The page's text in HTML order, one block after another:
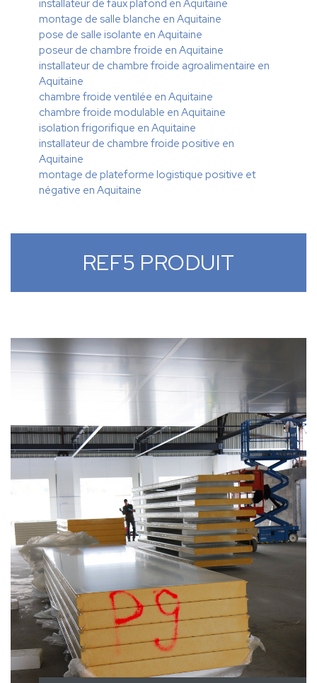
installateur de faux plafond en Aquitaine
montage de salle blanche en Aquitaine
pose de salle isolante en Aquitaine
poseur de chambre froide en Aquitaine
installateur de chambre froide agroalimentaire en
Aquitaine
chambre froide ventilée en Aquitaine
chambre froide modulable en Aquitaine
isolation frigorifique en Aquitaine
installateur de chambre froide positive en
Aquitaine
montage de plateforme logistique positive et
négative en Aquitaine
REF5 PRODUIT